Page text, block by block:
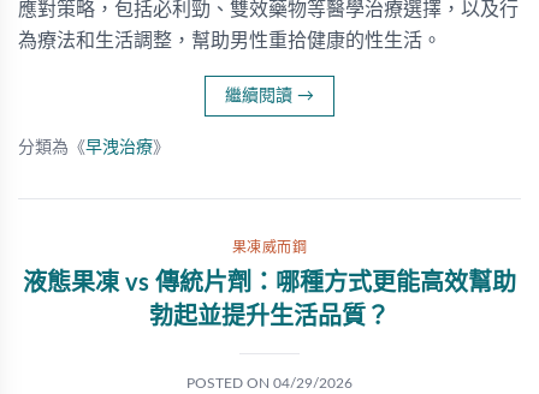
應對策略，包括必利勁、雙效藥物等醫學治療選擇，以及行
為療法和生活調整，幫助男性重拾健康的性生活。
繼續閱讀 →
分類為《早洩治療》
果凍威而鋼
液態果凍 vs 傳統片劑：哪種方式更能高效幫助
勃起並提升生活品質？
POSTED ON 04/29/2026